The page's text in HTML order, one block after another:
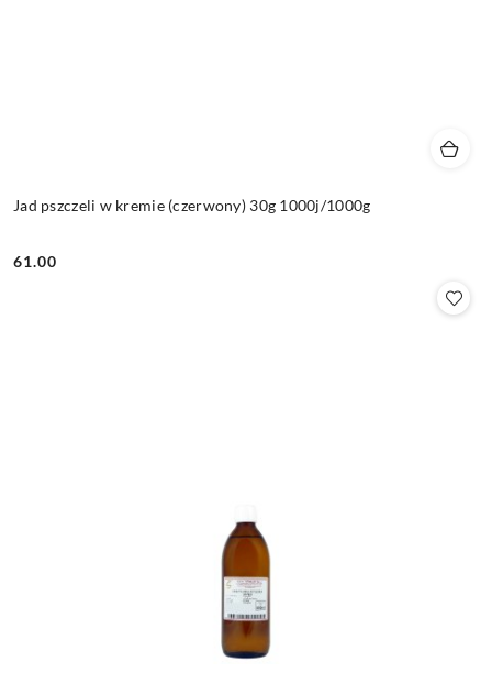
Jad pszczeli w kremie (czerwony) 30g 1000j/1000g
Cena:
61.00